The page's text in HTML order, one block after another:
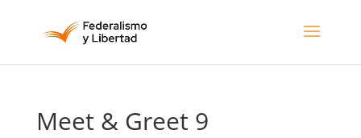
Meet & Greet 9